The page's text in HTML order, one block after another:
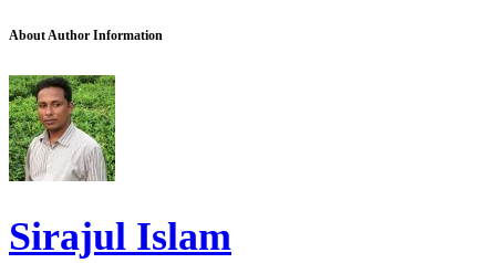
About Author Information
Sirajul Islam